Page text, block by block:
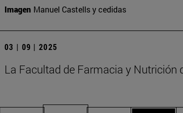
Imagen Manuel Castells y cedidas
03 | 09 | 2025
La Facultad de Farmacia y Nutrición